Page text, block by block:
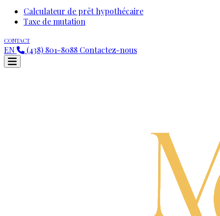
Calculateur de prêt hypothécaire
Taxe de mutation
CONTACT
EN (438) 801-8088 Contactez-nous